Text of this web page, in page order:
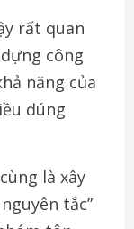
rất quan
công
năng của
đúng
là xây
tắc”